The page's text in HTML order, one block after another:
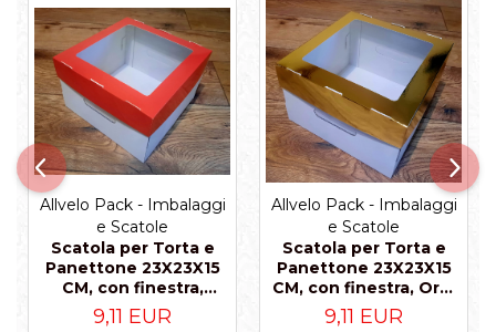
Allvelo Pack - Imbalaggi
e Scatole
Scatola per Torta e
Panettone 23X23X15
CM, con finestra,
Rosso, Set 5 Pezzi
9,11 EUR
Allvelo Pack - Imbalaggi
e Scatole
Scatola per Torta e
Panettone 23X23X15
CM, con finestra, Oro,
Set 5 Pezzi
9,11 EUR